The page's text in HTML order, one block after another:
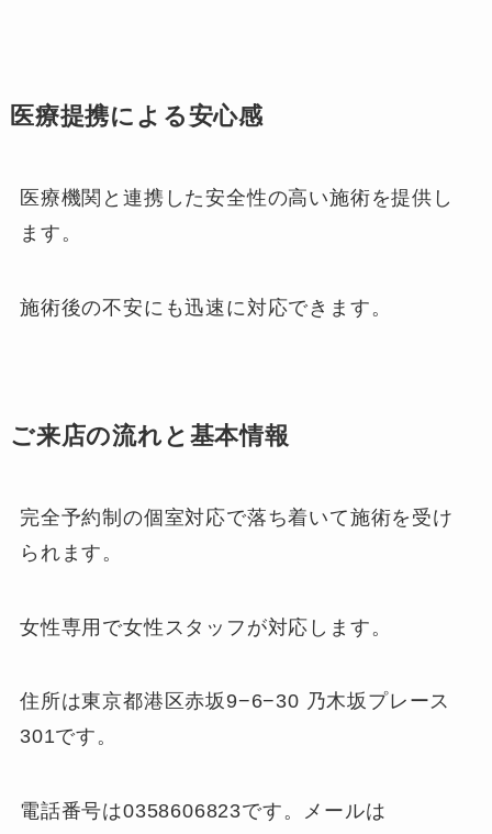
医療提携による安心感
医療機関と連携した安全性の高い施術を提供し
ます。
施術後の不安にも迅速に対応できます。
ご来店の流れと基本情報
完全予約制の個室対応で落ち着いて施術を受け
られます。
女性専用で女性スタッフが対応します。
住所は東京都港区赤坂9−6−30 乃木坂プレース
301です。
電話番号は0358606823です。メールは